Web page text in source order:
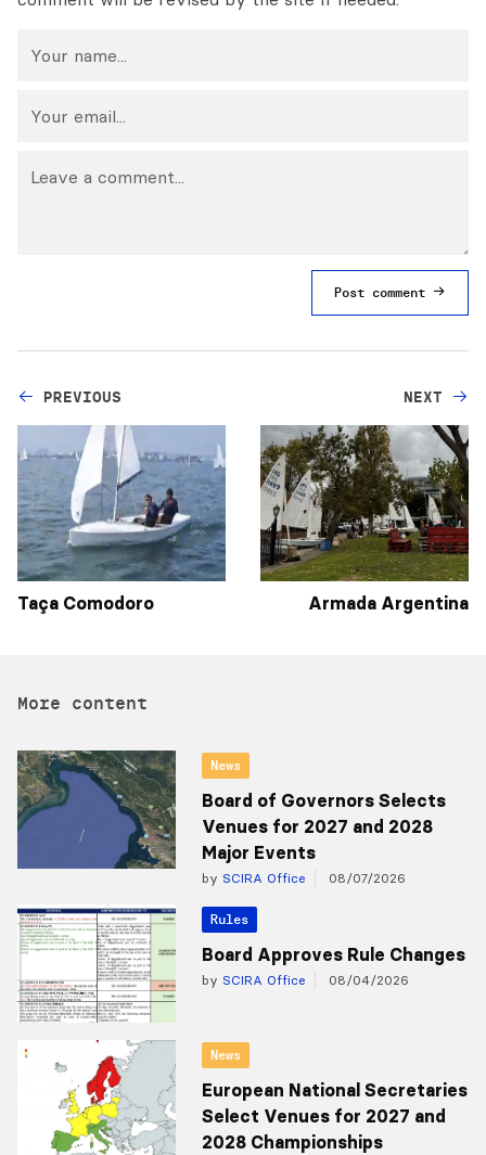
Post comment
PREVIOUS
Taça Comodoro
NEXT
Armada Argentina
More content
News
Board of Governors Selects
Venues for 2027 and 2028
Major Events
by SCIRA Office 08/07/2026
Rules
Board Approves Rule Changes
by SCIRA Office 08/04/2026
News
European National Secretaries
Select Venues for 2027 and
2028 Championships